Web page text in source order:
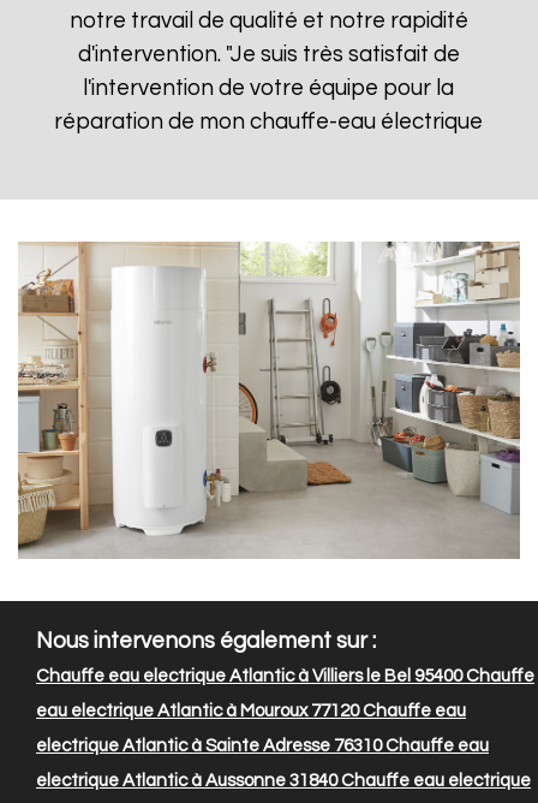
notre travail de qualité et notre rapidité
d'intervention. "Je suis très satisfait de
l'intervention de votre équipe pour la
réparation de mon chauffe-eau électrique
Nous intervenons également sur :
Chauffe eau electrique Atlantic à Villiers le Bel 95400Chauffe
eau electrique Atlantic à Mouroux 77120Chauffe eau
electrique Atlantic à Sainte Adresse 76310Chauffe eau
electrique Atlantic à Aussonne 31840Chauffe eau electrique